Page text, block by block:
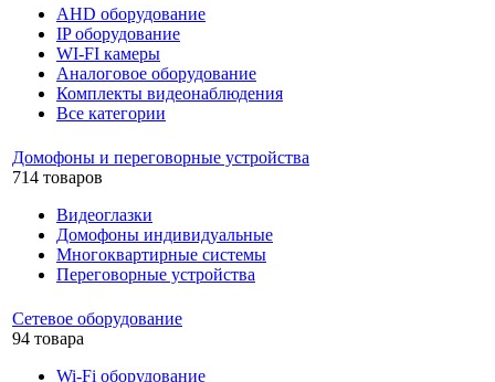
AHD оборудование
IP оборудование
WI-FI камеры
Аналоговое оборудование
Комплекты видеонаблюдения
Все категории
Домофоны и переговорные устройства
714 товаров
Видеоглазки
Домофоны индивидуальные
Многоквартирные системы
Переговорные устройства
Сетевое оборудование
94 товара
Wi-Fi оборудование